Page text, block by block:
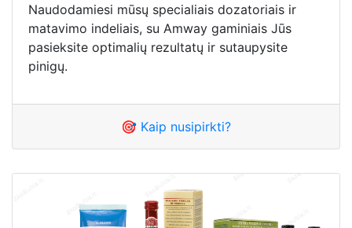
Naudodamiesi mūsų specialiais dozatoriais ir
matavimo indeliais, su Amway gaminiais Jūs
pasieksite optimalių rezultatų ir sutaupysite
pinigų.
🎯 Kaip nusipirkti?